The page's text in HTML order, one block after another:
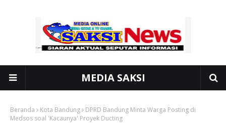
MEDIA SAKSI
Beranda Kota Bandung
DPRD Bandung Minta Warga Posting di
Medsos soal 'Kacaunya' Proyek Ducting